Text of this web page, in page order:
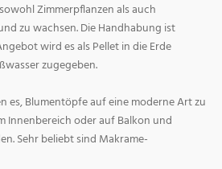
Zimmerpflanzen als auch
zu wachsen. Die Handhabung ist
wird es als Pellet in die Erde
zugegeben.
es, Blumentöpfe auf eine moderne Art zu
Innenbereich oder auf Balkon und
Sehr beliebt sind Makrame-